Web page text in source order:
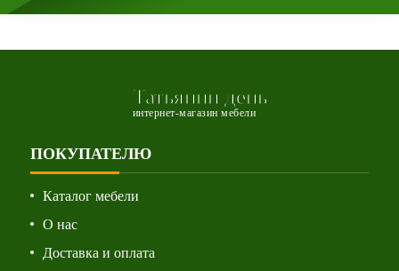
Татьянин день
интернет-магазин мебели
ПОКУПАТЕЛЮ
Каталог мебели
О нас
Доставка и оплата